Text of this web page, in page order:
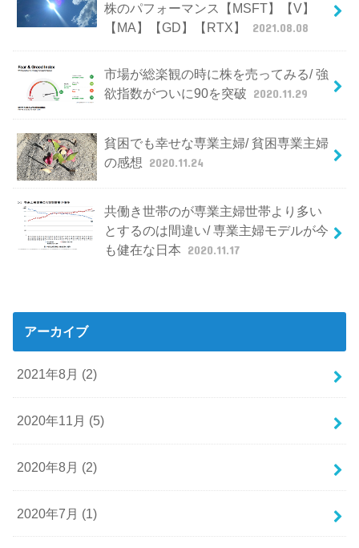
株のパフォーマンス【MSFT】【V】
【MA】【GD】【RTX】
2021.08.08
市場が総楽観の時に株を売ってみる/ 強
欲指数がついに90を突破 2020.11.29
貧困でも幸せな専業主婦/ 貧困専業主婦
の感想 2020.11.24
共働き世帯のが専業主婦世帯より多い
とするのは間違い/ 専業主婦モデルが今
も健在な日本 2020.11.17
アーカイブ
2021年8月 (2)
2020年11月 (5)
2020年8月 (2)
2020年7月 (1)